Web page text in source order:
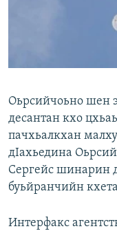
Оьрсийчоьно шен
десантан кхо
пачхьалкхан
дIахьедина
Сергейс шинарин
буьйранчийн
Интерфакс